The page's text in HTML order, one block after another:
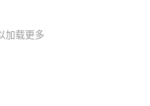
加载更多